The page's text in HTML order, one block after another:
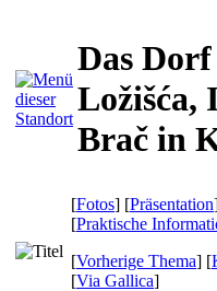
Das
Ložišća,
Brač in
[Fotos] [Präsentation
[Praktische
[Vorherige Thema] [
[Via Gallica]